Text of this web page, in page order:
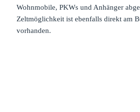
Wohnmobile, PKWs und Anhänger
Zeltmöglichkeit ist ebenfalls direkt am
vorhanden.